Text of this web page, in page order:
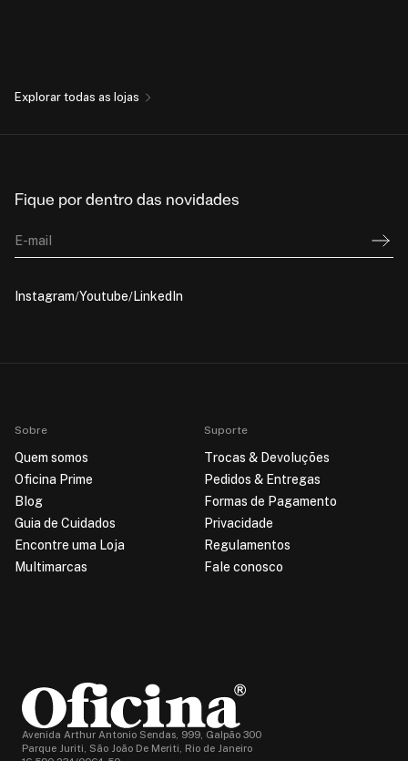
Explorar todas as lojas
Fique por dentro das novidades
E-mail
Instagram Youtube LinkedIn
Sobre
Quem somos
Oficina Prime
Blog
Guia de Cuidados
Encontre uma Loja
Multimarcas
Suporte
Trocas & Devoluções
Pedidos & Entregas
Formas de Pagamento
Privacidade
Regulamentos
Fale conosco
Avenida Arthur Antonio Sendas, 999, Galpão 300
Parque Juriti, São João De Meriti, Rio de Janeiro